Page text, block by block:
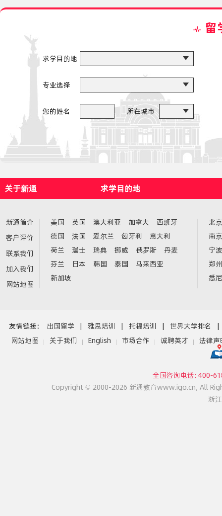
留
求学目的地
专业选择
您的姓名 所在城市
关于新通 求学目的地
新通简介
客户评价
联系我们
加入我们
网站地图
美国 英国 澳大利亚 加拿大
西班牙
德国
法国 爱尔兰 匈牙利
意大利
荷兰
瑞士 瑞典 挪威 俄罗斯
丹麦
芬兰
日本 韩国 泰国
马来西亚
新加坡
北京
南京
宁波
郑州
悉尼
友情链接： 出国留学 | 雅思培训 | 托福培训 | 世界大学排名
|
网站地图
关于我们 English 市场合作 诚聘英才 法律声
全国咨询电话：400-
Copyright © 2000-2026 新通教育www.igo.cn, All
浙